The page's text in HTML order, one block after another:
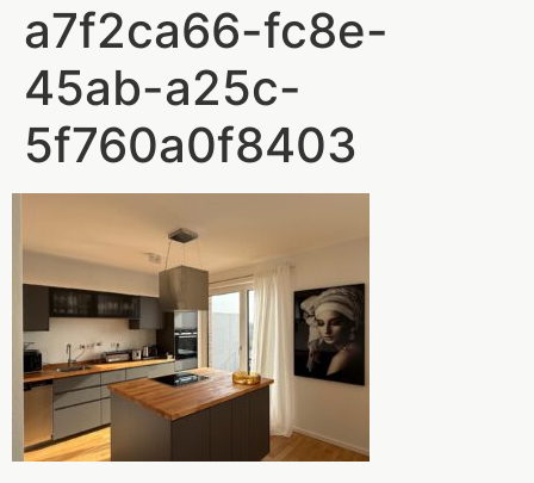
a7f2ca66-fc8e-
45ab-a25c-
5f760a0f8403